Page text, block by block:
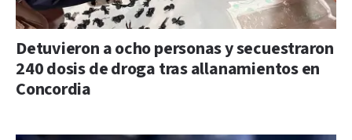
Detuvieron a ocho personas y secuestraron
240 dosis de droga tras allanamientos en
Concordia